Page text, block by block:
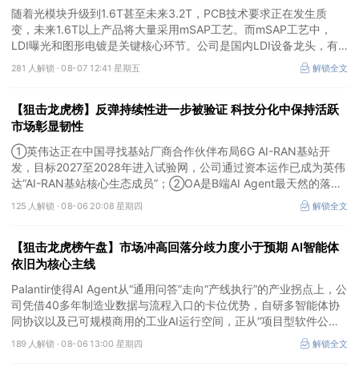
随着光模块升级到1.6T甚至未来3.2T，PCB技术要求正在发生质
变，未来1.6T以上产品将大量采用mSAP工艺。而mSAP工艺中，
LDI曝光和图形电镀是关键核心环节。公司是国内LDI设备龙头，有
望凭借其解析度更高的LDI技术，成为不可或缺的关键“铲子股”。
281 人解锁 ·08-07 12:41 星期五 解锁全文
【狙击龙虎榜】反弹持续性进一步被验证 科技分化中保持活跃
市场彰显韧性
①英伟达正在中国寻找基站厂商合作伙伴布局6G AI-RAN基站开
发，目标2027至2028年进入试验网，公司通过资本运作已成为英伟
达“AI-RAN基站核心生态成员”；②OA是B端AI Agent最天然的落地
入口，公司凭借数万家企业客户积累的场景厚度正从协同管理软件龙
头进化为企业智能体经济的核心枢纽；③市场重组、股权转让暗线
125 人解锁 ·08-06 20:08 星期四 解锁全文
【狙击龙虎榜午盘】市场冲高回落分歧力度小于预期 AI智能体
依旧为核心主线
Palantir使得AI Agent从“通用问答”走向“产线执行”的产业拐点上，公
司凭借40多年制造业数据与流程入口的卡位优势，自研多智能体协
同协议以及已可规模商用的工业AI运行空间，正从“项目型软件公
司”向“AI原生平台生态型公司”跃迁。
189 人解锁 ·08-06 13:00 星期四 解锁全文